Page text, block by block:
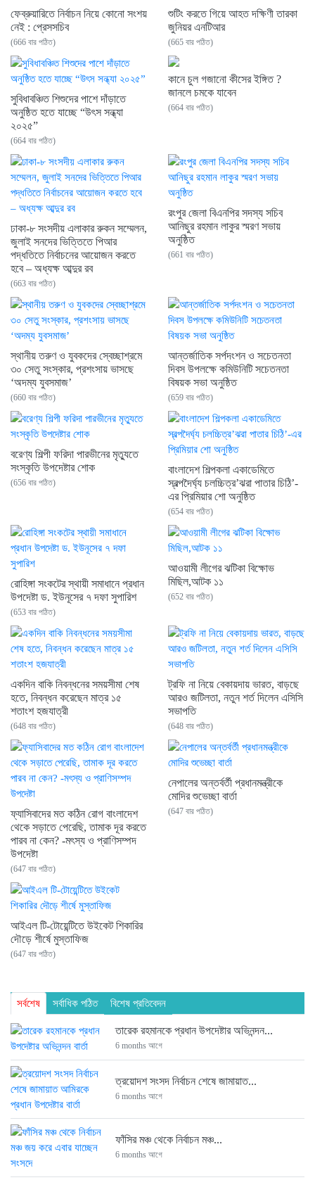
ফেব্রুয়ারিতে নির্বাচন নিয়ে কোনো সংশয়
নেই : প্রেসসচিব
(666 বার পঠিত)
শুটিং করতে গিয়ে আহত দক্ষিণী তারকা
জুনিয়র এনটিআর
(665 বার পঠিত)
সুবিধাবঞ্চিত শিশুদের পাশে দাঁড়াতে
অনুষ্ঠিত হতে যাচ্ছে “উৎস সন্ধ্যা
২০২৫”
(664 বার পঠিত)
কানে চুল গজানো কীসের ইঙ্গিত ?
জানলে চমকে যাবেন
(664 বার পঠিত)
ঢাকা-৮ সংসদীয় এলাকার রুকন সম্মেলন,
জুলাই সনদের ভিত্তিতে পিআর
পদ্ধতিতে নির্বাচনের আয়োজন করতে
হবে – অধ্যক্ষ আব্দুর রব
(663 বার পঠিত)
রংপুর জেলা বিএনপির সদস্য সচিব
আনিছুর রহমান লাকুর স্মরণ সভায়
অনুষ্ঠিত
(661 বার পঠিত)
স্থানীয় তরুণ ও যুবকদের স্বেচ্ছাশ্রমে
৩০ সেতু সংস্কার, প্রশংসায় ভাসছে
‘অদম্য যুবসমাজ’
(660 বার পঠিত)
আন্তর্জাতিক সর্পদংশন ও সচেতনতা
দিবস উপলক্ষে কমিউনিটি সচেতনতা
বিষয়ক সভা অনুষ্ঠিত
(659 বার পঠিত)
বরেণ্য শিল্পী ফরিদা পারভীনের মৃত্যুতে
সংস্কৃতি উপদেষ্টার শোক
(656 বার পঠিত)
বাংলাদেশ শিল্পকলা একাডেমিতে
স্বল্পদৈর্ঘ্য চলচ্চিত্র’ঝরা পাতার চিঠি’-
এর প্রিমিয়ার শো অনুষ্ঠিত
(654 বার পঠিত)
রোহিঙ্গা সংকটের স্থায়ী সমাধানে প্রধান
উপদেষ্টা ড. ইউনূসের ৭ দফা সুপারিশ
(653 বার পঠিত)
আওয়ামী লীগের ঝটিকা বিক্ষোভ
মিছিল,আটক ১১
(652 বার পঠিত)
একদিন বাকি নিবন্ধনের সময়সীমা শেষ
হতে, নিবন্ধন করেছেন মাত্র ১৫
শতাংশ হজযাত্রী
(648 বার পঠিত)
ট্রফি না নিয়ে বেকায়দায় ভারত, বাড়ছে
আরও জটিলতা, নতুন শর্ত দিলেন এসিসি
সভাপতি
(648 বার পঠিত)
ফ্যাসিবাদের মত কঠিন রোগ বাংলাদেশ
থেকে সড়াতে পেরেছি, তামাক দূর করতে
পারব না কেন? -মৎস্য ও প্রাণিসম্পদ
উপদেষ্টা
(647 বার পঠিত)
নেপালের অন্তর্বর্তী প্রধানমন্ত্রীকে
মোদির শুভেচ্ছা বার্তা
(647 বার পঠিত)
আইএল টি-টোয়েন্টিতে উইকেট শিকারির
দৌড়ে শীর্ষে মুস্তাফিজ
(647 বার পঠিত)
সর্বশেষ সর্বাধিক পঠিত বিশেষ প্রতিবেদন
তারেক রহমানকে প্রধান উপদেষ্টার অভিনন্দন...
6 months আগে
ত্রয়োদশ সংসদ নির্বাচন শেষে জামায়াত...
6 months আগে
ফাঁসির মঞ্চ থেকে নির্বাচন মঞ্চ...
6 months আগে